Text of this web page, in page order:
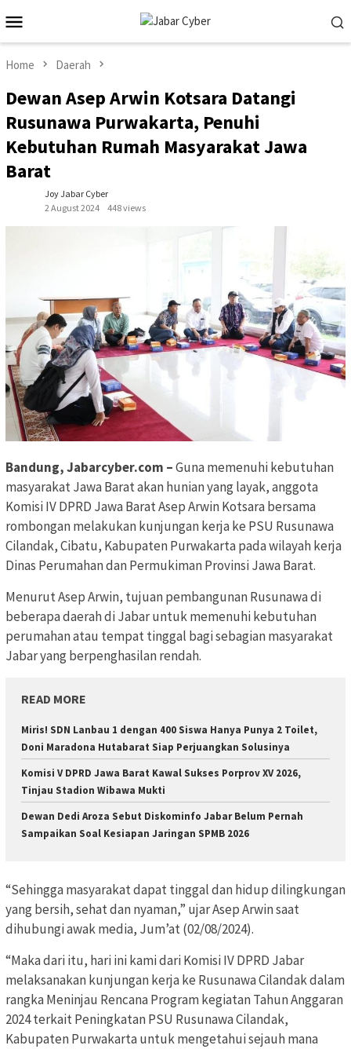
to
contentMenu
Home Daerah
Dewan Asep Arwin Kotsara Datangi
Rusunawa Purwakarta, Penuhi
Kebutuhan Rumah Masyarakat Jawa
Barat
Joy Jabar Cyber
2 August 2024
448 views
Bandung, Jabarcyber.com –Guna memenuhi kebutuhan
masyarakat Jawa Barat akan hunian yang layak, anggota
Komisi IV DPRD Jawa Barat Asep Arwin Kotsara bersama
rombongan melakukan kunjungan kerja ke PSU Rusunawa
Cilandak, Cibatu, Kabupaten Purwakarta pada wilayah kerja
Dinas Perumahan dan Permukiman Provinsi Jawa Barat.
Menurut Asep Arwin, tujuan pembangunan Rusunawa di
beberapa daerah di Jabar untuk memenuhi kebutuhan
perumahan atau tempat tinggal bagi sebagian masyarakat
Jabar yang berpenghasilan rendah.
READ MORE
Miris! SDN Lanbau 1 dengan 400 Siswa Hanya Punya 2 Toilet,
Doni Maradona Hutabarat Siap Perjuangkan Solusinya
Komisi V DPRD Jawa Barat Kawal Sukses Porprov XV 2026,
Tinjau Stadion Wibawa Mukti
Dewan Dedi Aroza Sebut Diskominfo Jabar Belum Pernah
Sampaikan Soal Kesiapan Jaringan SPMB 2026
“Sehingga masyarakat dapat tinggal dan hidup dilingkungan
yang bersih, sehat dan nyaman,” ujar Asep Arwin saat
dihubungi awak media, Jum’at (02/08/2024).
“Maka dari itu, hari ini kami dari Komisi IV DPRD Jabar
melaksanakan kunjungan kerja ke Rusunawa Cilandak dalam
rangka Meninjau Rencana Program kegiatan Tahun Anggaran
2024 terkait Peningkatan PSU Rusunawa Cilandak,
Kabupaten Purwakarta untuk mengetahui sejauh mana